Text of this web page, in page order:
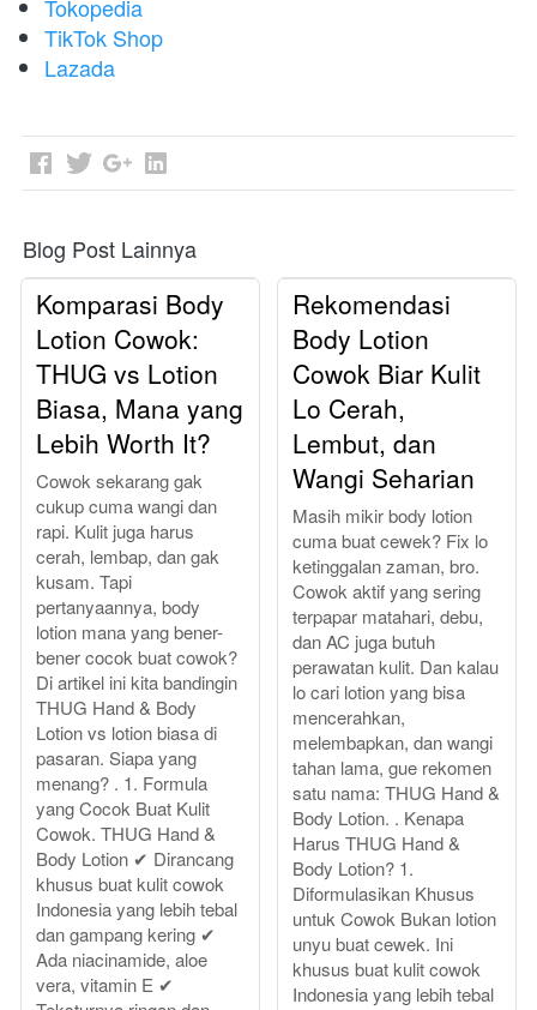
Tokopedia
TikTok Shop
Lazada
Blog Post Lainnya
Komparasi Body
Lotion Cowok:
THUG vs Lotion
Biasa, Mana yang
Lebih Worth It?
Cowok sekarang gak
cukup cuma wangi dan
rapi. Kulit juga harus
cerah, lembap, dan gak
kusam. Tapi
pertanyaannya, body
lotion mana yang bener-
bener cocok buat cowok?
Di artikel ini kita bandingin
THUG Hand & Body
Lotion vs lotion biasa di
pasaran. Siapa yang
menang? . 1. Formula
yang Cocok Buat Kulit
Cowok. THUG Hand &
Body Lotion ✔ Dirancang
khusus buat kulit cowok
Indonesia yang lebih tebal
dan gampang kering ✔
Ada niacinamide, aloe
vera, vitamin E ✔
Rekomendasi
Body Lotion
Cowok Biar Kulit
Lo Cerah,
Lembut, dan
Wangi Seharian
Masih mikir body lotion
cuma buat cewek? Fix lo
ketinggalan zaman, bro.
Cowok aktif yang sering
terpapar matahari, debu,
dan AC juga butuh
perawatan kulit. Dan kalau
lo cari lotion yang bisa
mencerahkan,
melembapkan, dan wangi
tahan lama, gue rekomen
satu nama: THUG Hand &
Body Lotion. . Kenapa
Harus THUG Hand &
Body Lotion? 1.
Diformulasikan Khusus
untuk Cowok Bukan lotion
unyu buat cewek. Ini
khusus buat kulit cowok
Indonesia yang lebih tebal